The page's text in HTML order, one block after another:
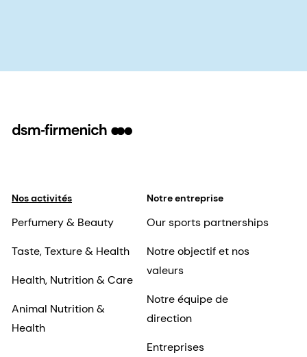
Nos activités
Perfumery & Beauty
Taste, Texture & Health
Health, Nutrition & Care
Animal Nutrition &
Health
Notre entreprise
Our sports partnerships
Notre objectif et nos
valeurs
Notre équipe de
direction
Entreprises